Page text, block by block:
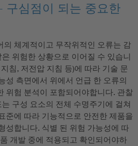
구심점이 되는 중요한
의 체계적이고 무작위적인 오류는 감
위험한 상황으로 이어질 수 있습니
침, 저전압 지침 등)에 따라 기술 문
성 측면에서 위에서 언급 한 오류의
위험 분석이 포함되어야합니다. 관찰
구성 요소의 전체 수명주기에 걸쳐
준에 따라 기능적으로 안전한 제품을
성합니다. 식별 된 위험 가능성에 따
개발 중에 적용되고 확인되어야하